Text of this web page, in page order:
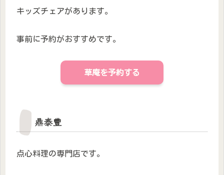
キッズチェアがあります。
事前に予約がおすすめです。
草庵を予約する
鼎泰豐
点心料理の専門店です。